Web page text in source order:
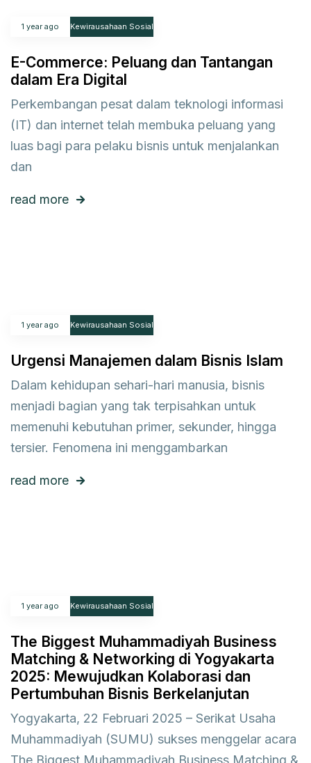
1 year ago Kewirausahaan Sosial
E-Commerce: Peluang dan Tantangan
dalam Era Digital
Perkembangan pesat dalam teknologi informasi
(IT) dan internet telah membuka peluang yang
luas bagi para pelaku bisnis untuk menjalankan
dan
read more
1 year ago Kewirausahaan Sosial
Urgensi Manajemen dalam Bisnis Islam
Dalam kehidupan sehari-hari manusia, bisnis
menjadi bagian yang tak terpisahkan untuk
memenuhi kebutuhan primer, sekunder, hingga
tersier. Fenomena ini menggambarkan
read more
1 year ago Kewirausahaan Sosial
The Biggest Muhammadiyah Business
Matching & Networking di Yogyakarta
2025: Mewujudkan Kolaborasi dan
Pertumbuhan Bisnis Berkelanjutan
Yogyakarta, 22 Februari 2025 – Serikat Usaha
Muhammadiyah (SUMU) sukses menggelar acara
The Biggest Muhammadiyah Business Matching &